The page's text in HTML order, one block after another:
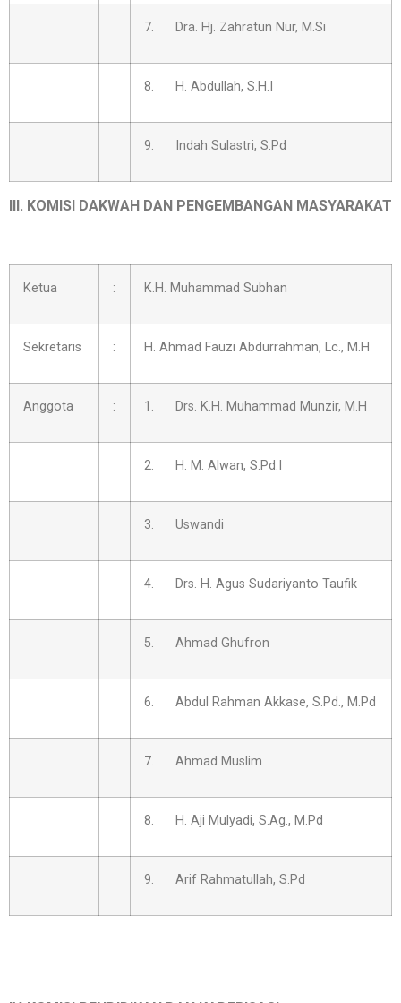
7. Dra. Hj. Zahratun Nur, M.Si
8. H. Abdullah, S.H.I
9. Indah Sulastri, S.Pd
III. KOMISI DAKWAH DAN PENGEMBANGAN MASYARAKAT
Ketua : K.H. Muhammad Subhan
Sekretaris : H. Ahmad Fauzi Abdurrahman, Lc., M.H
Anggota : 1. Drs. K.H. Muhammad Munzir, M.H
2. H. M. Alwan, S.Pd.I
3. Uswandi
4. Drs. H. Agus Sudariyanto Taufik
5. Ahmad Ghufron
6. Abdul Rahman Akkase, S.Pd., M.Pd
7. Ahmad Muslim
8. H. Aji Mulyadi, S.Ag., M.Pd
9. Arif Rahmatullah, S.Pd